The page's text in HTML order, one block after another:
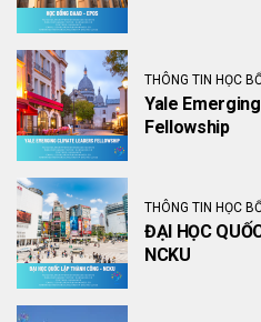
THÔNG TIN HỌC
Yale
Fellowship
THÔNG TIN HỌC
ĐẠI HỌC
NCKU